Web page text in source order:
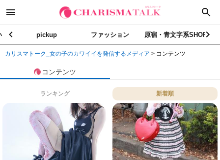
pickup ファッション 原宿・青文字系SHOP
カリスマトーク_女の子のカワイイを発信するメディア > コンテンツ
コンテンツ
ランキング 新着順